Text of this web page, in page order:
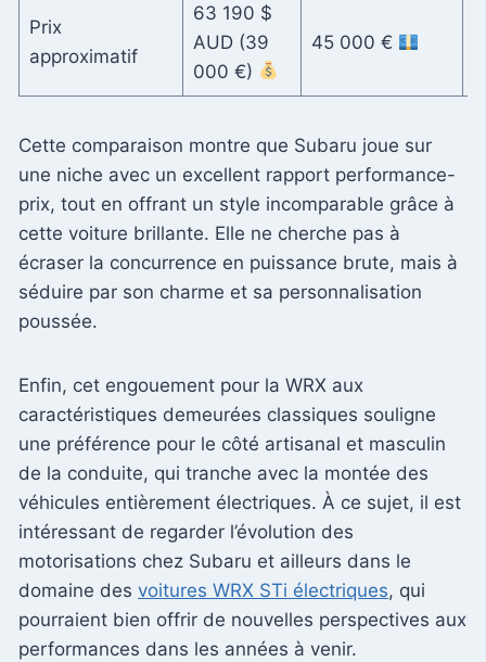
Prix
approximatif
63 190 $
AUD (39
000 €)
45 000 €
Cette comparaison montre que Subaru joue sur
une niche avec un excellent rapport performance-
prix, tout en offrant un style incomparable grâce à
cette voiture brillante. Elle ne cherche pas à
écraser la concurrence en puissance brute, mais à
séduire par son charme et sa personnalisation
poussée.
Enfin, cet engouement pour la WRX aux
caractéristiques demeurées classiques souligne
une préférence pour le côté artisanal et masculin
de la conduite, qui tranche avec la montée des
véhicules entièrement électriques. À ce sujet, il est
intéressant de regarder l’évolution des
motorisations chez Subaru et ailleurs dans le
domaine des voitures WRX STi électriques, qui
pourraient bien offrir de nouvelles perspectives aux
performances dans les années à venir.